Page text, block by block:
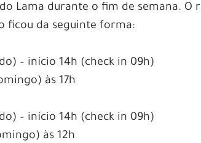
Lama durante o fim de semana.
ficou da seguinte forma:
– início 14h (check in 09h)
às 17h
– início 14h (check in 09h)
às 12h